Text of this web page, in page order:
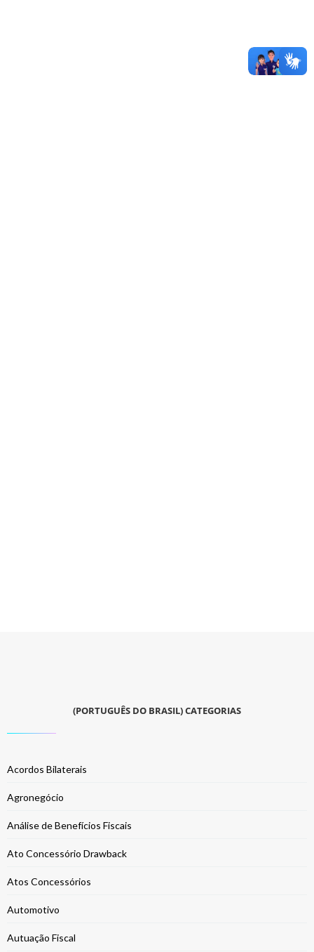
(PORTUGUÊS DO BRASIL) CATEGORIAS
Acordos Bilaterais
Agronegócio
Análise de Benefícios Fiscais
Ato Concessório Drawback
Atos Concessórios
Automotivo
Autuação Fiscal